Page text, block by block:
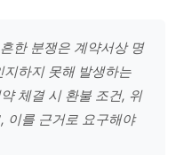
한 분쟁은 계약서상 명
하지 못해 발생하는
체결 시 환불 조건, 위
이를 근거로 요구해야